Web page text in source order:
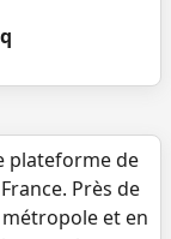
plateforme de
Près de
et en